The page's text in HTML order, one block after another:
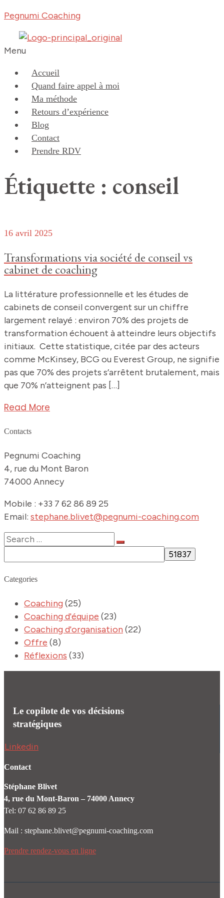
Pegnumi Coaching
Menu
Accueil
Quand faire appel à moi
Ma méthode
Retours d’expérience
Blog
Contact
Prendre RDV
Étiquette : conseil
16 avril 2025
Transformations via société de conseil vs
cabinet de coaching
La littérature professionnelle et les études de
cabinets de conseil convergent sur un chiffre
largement relayé : environ 70% des projets de
transformation échouent à atteindre leurs objectifs
initiaux. Cette statistique, citée par des acteurs
comme McKinsey, BCG ou Everest Group, ne signifie
pas que 70% des projets s’arrêtent brutalement, mais
que 70% n’atteignent pas […]
Read More
Contacts
Pegnumi Coaching
4, rue du Mont Baron
74000 Annecy
Mobile : +33 7 62 86 89 25
Email: stephane.blivet@pegnumi-coaching.com
Categories
Coaching(25)
Coaching d'équipe (23)
Coaching d'organisation(22)
Offre (8)
Réflexions (33)
Le copilote de vos décisions
stratégiques
Linkedin
Contact
Stéphane Blivet
4, rue du Mont-Baron – 74000 Annecy
Tel: 07 62 86 89 25
Mail : stephane.blivet@pegnumi-coaching.com
Prendre rendez-vous en ligne